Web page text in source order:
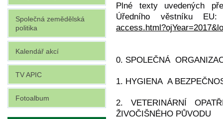
Plné texty uvedených
Úředního věstníku
0. SPOLEČNÁ
1. HYGIENA A
2. VETERINÁRNÍ
ŽIVOČIŠNÉHO PŮVODU
Společná zemědělská
politika
Kalendář akcí
TV APIC
Fotoalbum